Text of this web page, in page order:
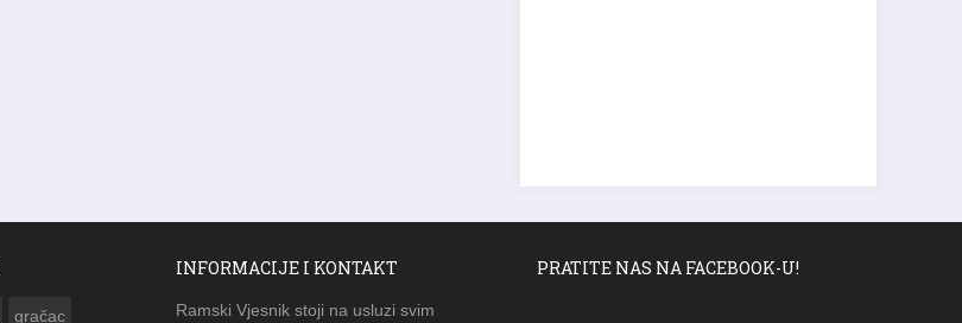
gračac
INFORMACIJE I KONTAKT
Ramski Vjesnik stoji na usluzi svim
PRATITE NAS NA FACEBOOK-U!